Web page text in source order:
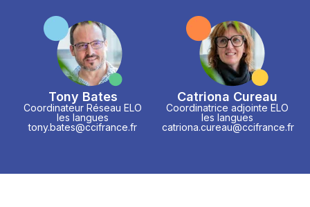
Tony Bates
Coordinateur Réseau ELO
les langues
tony.bates@ccifrance.fr
Catriona Cureau
Coordinatrice adjointe ELO
les langues
catriona.cureau@ccifrance.fr